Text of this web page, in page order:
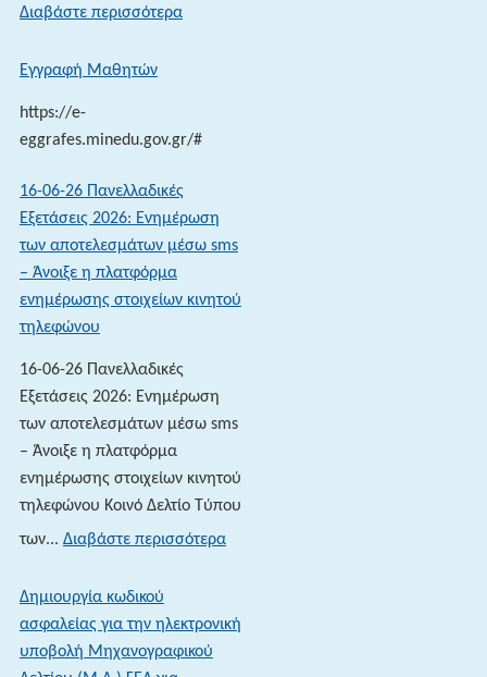
Διαβάστε περισσότερα:
Εγγραφή Μαθητών
https://e-
eggrafes.minedu.gov.gr/#
16-06-26 Πανελλαδικές
Εξετάσεις 2026: Ενημέρωση
των αποτελεσμάτων μέσω sms
– Άνοιξε η πλατφόρμα
ενημέρωσης στοιχείων κινητού
τηλεφώνου
16-06-26 Πανελλαδικές
Εξετάσεις 2026: Ενημέρωση
των αποτελεσμάτων μέσω sms
– Άνοιξε η πλατφόρμα
ενημέρωσης στοιχείων κινητού
τηλεφώνου Κοινό Δελτίο Τύπου
των... Διαβάστε περισσότερα:
26 Πανελλαδικές
Δημιουργία κωδικού
ασφαλείας για την ηλεκτρονική
υποβολή Μηχανογραφικού